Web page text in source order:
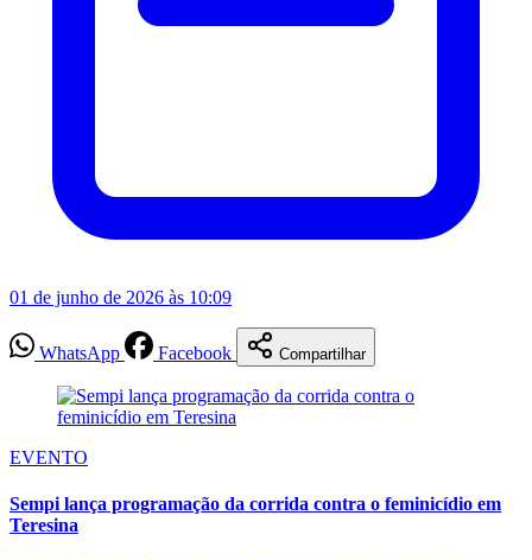
01 de junho de 2026 às 10:09
WhatsApp Facebook Compartilhar
EVENTO
Sempi lança programação da corrida contra o feminicídio em
Teresina